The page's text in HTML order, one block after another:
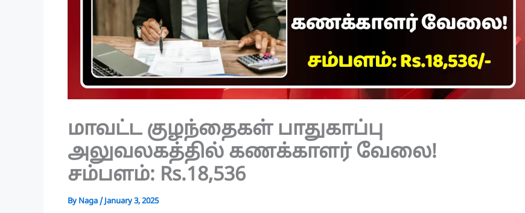
மாவட்ட குழந்தைகள் பாதுகாப்பு
அலுவலகத்தில் கணக்காளர் வேலை!
சம்பளம்: Rs.18,536
By Naga/January 3, 2025